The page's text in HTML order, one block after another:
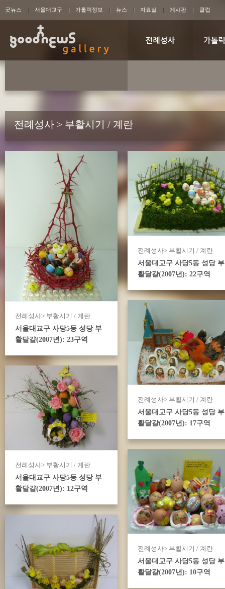
굿뉴스 서울대교구 가톨릭정보 뉴스 자료실 게시판 클럽
전례성사 > 부활시기 / 계란
전례성사> 부활시기 / 계란
서울대교구 사당5동 성당 부
활달걀(2007년): 23구역
전례성사> 부활시기 / 계란
서울대교구 사당5동 성당 부
활달걀(2007년): 22구역
전례성사> 부활시기 / 계란
서울대교구 사당5동 성당 부
활달걀(2007년): 17구역
전례성사> 부활시기 / 계란
서울대교구 사당5동 성당 부
활달걀(2007년): 12구역
전례성사> 부활시기 / 계란
서울대교구 사당5동 성당 부
활달걀(2007년): 10구역